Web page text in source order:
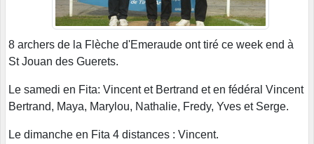
8 archers de la Flèche d'Emeraude ont tiré ce week end à
St Jouan des Guerets.
Le samedi en Fita: Vincent et Bertrand et en fédéral Vincent
Bertrand, Maya, Marylou, Nathalie, Fredy, Yves et Serge.
Le dimanche en Fita 4 distances : Vincent.